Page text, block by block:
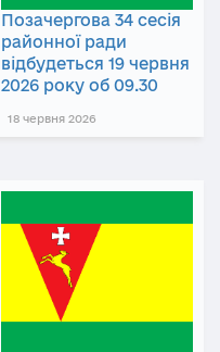
Позачергова 34 сесія
районної ради
відбудеться 19 червня
2026 року об 09.30
18 червня 2026